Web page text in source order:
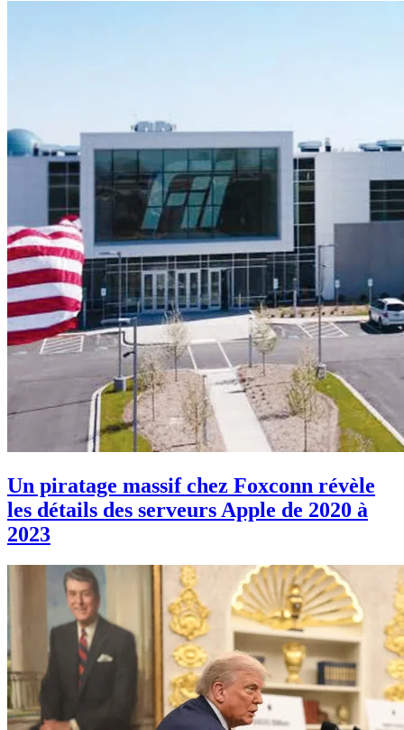
Un piratage massif chez Foxconn révèle
les détails des serveurs Apple de 2020 à
2023